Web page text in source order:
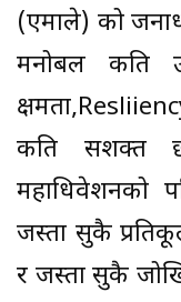
(एमाले) को
मनोबल कति
कति सशक्त छ
महाधिवेशनको
जस्ता सुकै
र जस्ता सुकै